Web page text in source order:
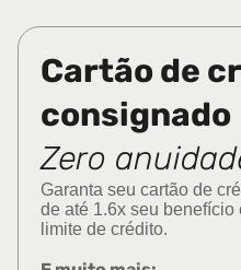
Cartão de
consignado
Zero
Garanta seu cartão de
de até 1.6x seu benefício
limite de crédito.